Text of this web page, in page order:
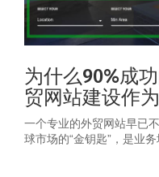
为什么90%成
贸网站建设作
一个专业的外贸网站早已
球市场的“金钥匙”，是业